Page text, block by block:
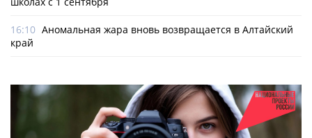
16:10 Аномальная жара вновь возвращается в Алтайский
край